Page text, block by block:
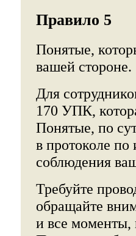
Правило 5
Понятые,
вашей стороне.
Для
170 УПК,
Понятые, по
в протоколе по
соблюдения
Требуйте
обращайте
и все моменты,